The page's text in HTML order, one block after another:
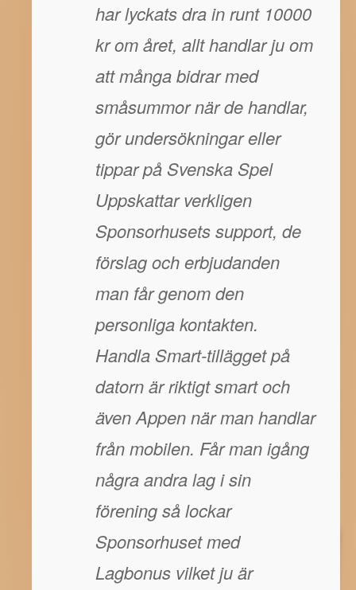
har lyckats dra in runt 10000
kr om året, allt handlar ju om
att många bidrar med
småsummor när de handlar,
gör undersökningar eller
tippar på Svenska Spel
Uppskattar verkligen
Sponsorhusets support, de
förslag och erbjudanden
man får genom den
personliga kontakten.
Handla Smart-tillägget på
datorn är riktigt smart och
även Appen när man handlar
från mobilen. Får man igång
några andra lag i sin
förening så lockar
Sponsorhuset med
Lagbonus vilket ju är